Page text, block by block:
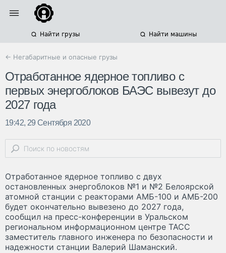
Найти грузы Найти машины
← Негабаритные и опасные грузы
Отработанное ядерное топливо с
первых энергоблоков БАЭС вывезут до
2027 года
19:42, 29 Сентября 2020
Отработанное ядерное топливо с двух
остановленных энергоблоков №1 и №2 Белоярской
атомной станции с реакторами АМБ-100 и АМБ-200
будет окончательно вывезено до 2027 года,
сообщил на пресс-конференции в Уральском
региональном информационном центре ТАСС
заместитель главного инженера по безопасности и
надежности станции Валерий Шаманский.